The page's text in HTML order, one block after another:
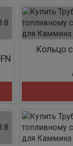
Кольцо